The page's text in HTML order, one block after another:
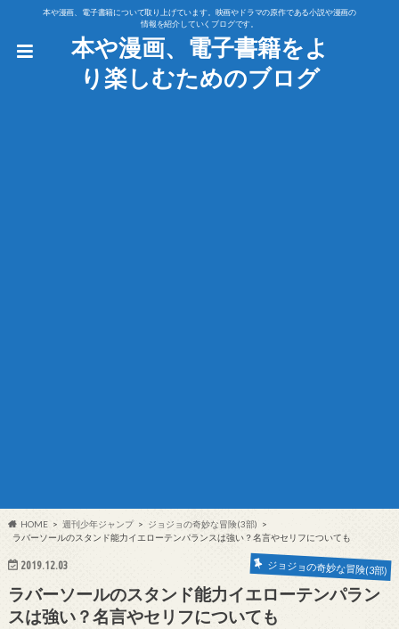
本や漫画、電子書籍について取り上げています。映画やドラマの原作である小説や漫画の
情報を紹介していくブログです。
本や漫画、電子書籍をよ
り楽しむためのブログ
HOME 週刊少年ジャンプ
ジョジョの奇妙な冒険(3部)
ラバーソールのスタンド能力イエローテンパランスは強い？名言やセリフについても
2019.12.03 ジョジョの奇妙な冒険(3部)
ラバーソールのスタンド能力イエローテンパラン
スは強い？名言やセリフについても